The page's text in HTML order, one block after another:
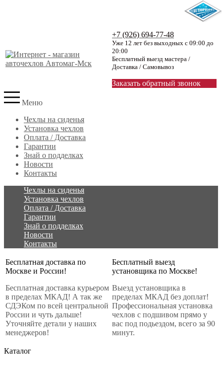
+7 (926) 694-77-48
Уже 12 лет без выходных с 09:00 до
20:00
Бесплатный выезд мастера /
Доставка / Самовывоз
Заказать обратный звонок
Меню
Чехлы на сиденья
Установка чехлов
Оплата / Доставка
Гарантии
Знай о подделках
Новости
Контакты
Чехлы на сиденья
Установка чехлов
Оплата / Доставка
Гарантии
Знай о подделках
Новости
Контакты
Бесплатная доставка по
Москве и России!
Бесплатная доставка курьером
в пределах МКАД! А так же
СДЭКом по всей центральной
России и чуть дальше!
Уточняйте детали у наших
менеджеров!
Бесплатный выезд
установщика по Москве!
Выезд установщика в
пределах МКАД без доплат!
Профессиональная установка
чехлов с подшивом прямо у
вас под подьездом, всего за 90
минут.
Каталог